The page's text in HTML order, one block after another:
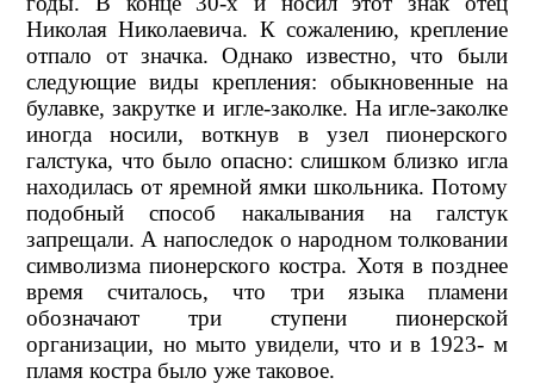
Николая Николаевича. К сожалению, крепление
отпало от значка. Однако известно, что были
следующие виды крепления: обыкновенные на
булавке, закрутке и игле-заколке. На игле-заколке
иногда носили, воткнув в узел пионерского
галстука, что было опасно: слишком близко игла
находилась от яремной ямки школьника. Потому
подобный способ накалывания на галстук
запрещали. А напоследок о народном толковании
символизма пионерского костра. Хотя в позднее
время считалось, что три языка пламени
обозначают три ступени пионерской
организации, но мыто увидели, что и в 1923- м
пламя костра было уже таковое.